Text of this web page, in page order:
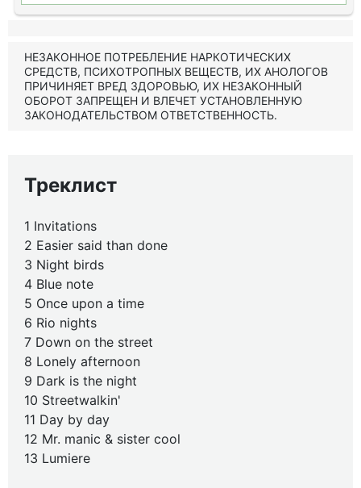
НЕЗАКОННОЕ ПОТРЕБЛЕНИЕ НАРКОТИЧЕСКИХ
СРЕДСТВ, ПСИХОТРОПНЫХ ВЕЩЕСТВ, ИХ АНОЛОГОВ
ПРИЧИНЯЕТ ВРЕД ЗДОРОВЬЮ, ИХ НЕЗАКОННЫЙ
ОБОРОТ ЗАПРЕЩЕН И ВЛЕЧЕТ УСТАНОВЛЕННУЮ
ЗАКОНОДАТЕЛЬСТВОМ ОТВЕТСТВЕННОСТЬ.
Треклист
1 Invitations
2 Easier said than done
3 Night birds
4 Blue note
5 Once upon a time
6 Rio nights
7 Down on the street
8 Lonely afternoon
9 Dark is the night
10 Streetwalkin'
11 Day by day
12 Mr. manic & sister cool
13 Lumiere